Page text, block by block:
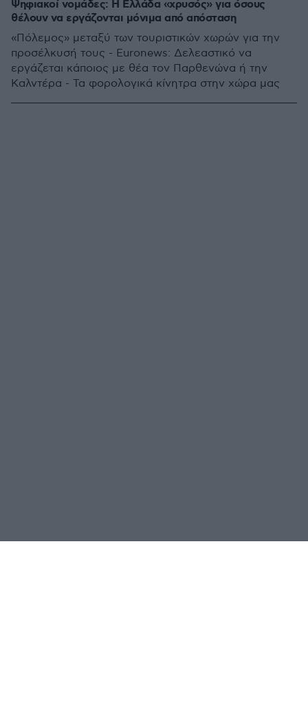
Ψηφιακοί νομάδες: Η Ελλάδα «χρυσός» για όσους
θέλουν να εργάζονται μόνιμα από απόσταση
«Πόλεμος» μεταξύ των τουριστικών χωρών για την
προσέλκυσή τους - Euronews: Δελεαστικό να
εργάζεται κάποιος με θέα τον Παρθενώνα ή την
Καλντέρα - Τα φορολογικά κίνητρα στην χώρα μας